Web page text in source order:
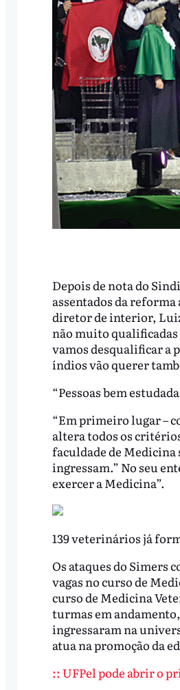
Depois de nota do
assentados da
diretor de interior, Luiz
não muito
vamos desqualificar a
índios vão querer
“Pessoas bem
“Em primeiro lugar –
altera todos os
faculdade de Medicina
ingressam.” No seu
exercer a Medicina”.
139 veterinários já
Os ataques do Simers
vagas no curso de
curso de Medicina
turmas em
ingressaram na
atua na promoção da
:: UFPel pode abrir o